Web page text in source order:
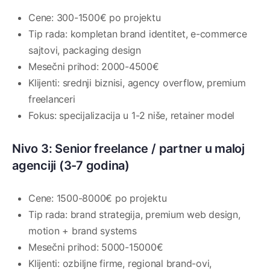
Cene: 300-1500€ po projektu
Tip rada: kompletan brand identitet, e-commerce
sajtovi, packaging design
Mesečni prihod: 2000-4500€
Klijenti: srednji biznisi, agency overflow, premium
freelanceri
Fokus: specijalizacija u 1-2 niše, retainer model
Nivo 3: Senior freelance / partner u maloj
agenciji (3-7 godina)
Cene: 1500-8000€ po projektu
Tip rada: brand strategija, premium web design,
motion + brand systems
Mesečni prihod: 5000-15000€
Klijenti: ozbiljne firme, regional brand-ovi,